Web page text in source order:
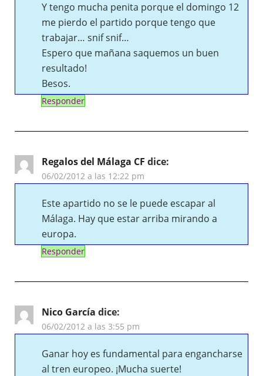
Y tengo mucha penita porque el domingo 12
me pierdo el partido porque tengo que
trabajar… snif snif…
Espero que mañana saquemos un buen
resultado!
Besos.
Responder
Regalos del Málaga CF dice:
06/02/2012 a las 12:22 pm
Este apartido no se le puede escapar al
Málaga. Hay que estar arriba mirando a
europa.
Responder
Nico García dice:
06/02/2012 a las 3:55 pm
Ganar hoy es fundamental para engancharse
al tren europeo. ¡Mucha suerte!